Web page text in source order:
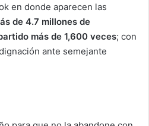
en donde aparecen las
de 4.7 millones de
más de 1,600 veces; con
ante semejante